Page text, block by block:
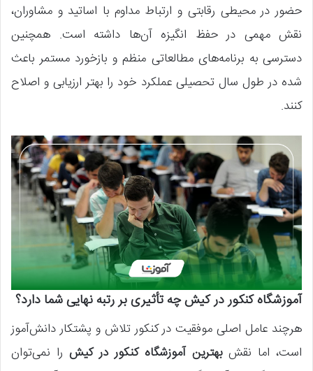
حضور در محیطی رقابتی و ارتباط مداوم با اساتید و مشاوران،
نقش مهمی در حفظ انگیزه آن‌ها داشته است. همچنین
دسترسی به برنامه‌های مطالعاتی منظم و بازخورد مستمر باعث
شده در طول سال تحصیلی عملکرد خود را بهتر ارزیابی و اصلاح
کنند.
آموزشگاه کنکور در کیش چه تأثیری بر رتبه نهایی شما دارد؟
هرچند عامل اصلی موفقیت در کنکور تلاش و پشتکار دانش‌آموز
است، اما نقشبهترین آموزشگاه کنکور در کیش را نمی‌توان